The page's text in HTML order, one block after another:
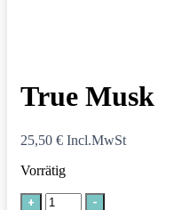
True Musk
25,50 € Incl.MwSt
Vorrätig
+
-